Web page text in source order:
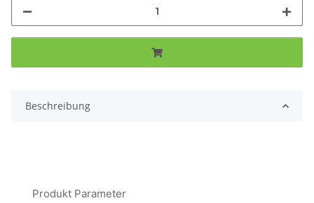
Beschreibung
Produkt Parameter